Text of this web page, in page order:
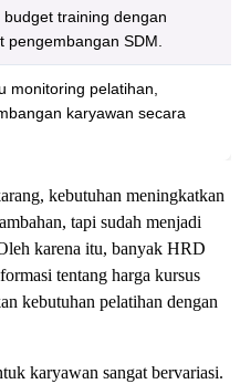
training dengan
pengembangan SDM.
monitoring pelatihan,
karyawan secara
kebutuhan meningkatkan
tapi sudah menjadi
karena itu, banyak HRD
tentang harga kursus
kebutuhan pelatihan dengan
karyawan sangat bervariasi.